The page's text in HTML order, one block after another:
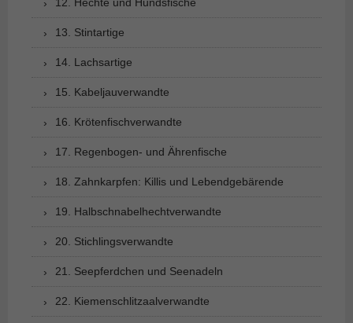
13. Stintartige
14. Lachsartige
15. Kabeljauverwandte
16. Krötenfischverwandte
17. Regenbogen- und Ährenfische
18. Zahnkarpfen: Killis und Lebendgebärende
19. Halbschnabelhechtverwandte
20. Stichlingsverwandte
21. Seepferdchen und Seenadeln
22. Kiemenschlitzaalverwandte